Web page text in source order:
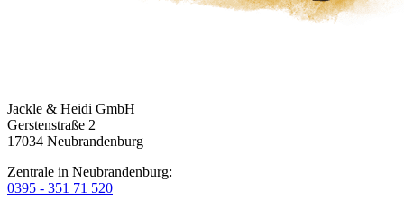
Jackle & Heidi GmbH
Gerstenstraße 2
17034 Neubrandenburg
Zentrale in Neubrandenburg:
0395 - 351 71 520